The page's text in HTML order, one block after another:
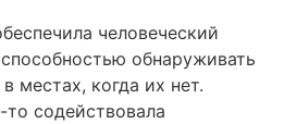
человеческий
обнаруживать
местах, когда их нет.
содействовала